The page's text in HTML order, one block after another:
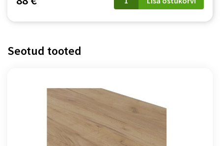
(PK14/PF15)
kašmiir
Seotud tooted